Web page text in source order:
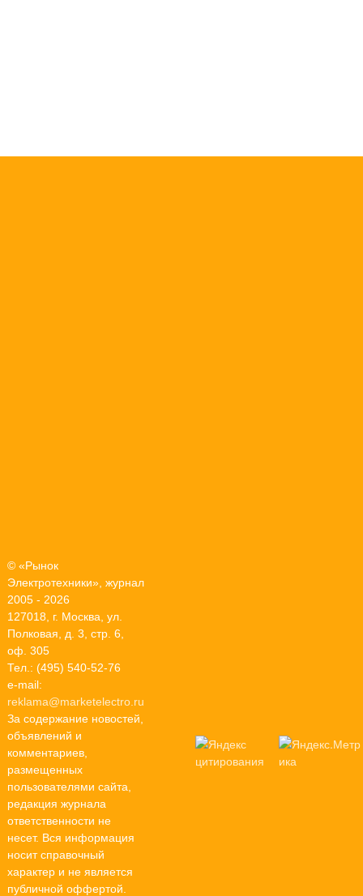
© «Рынок
Электротехники», журнал
2005 - 2026
127018, г. Москва, ул.
Полковая, д. 3, стр. 6,
оф. 305
Тел.: (495) 540-52-76
e-mail:
reklama@marketelectro.ru
За содержание новостей,
объявлений и
комментариев,
размещенных
пользователями сайта,
редакция журнала
ответственности не
несет. Вся информация
носит справочный
характер и не является
публичной оффертой.